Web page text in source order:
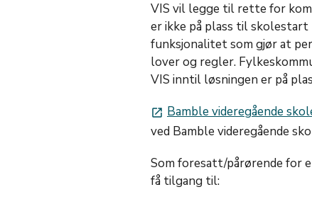
VIS vil legge til rette for
er ikke på plass til
funksjonalitet som gjør at
lover og regler.
VIS inntil løsningen er på
launch Bamble videregående
ved Bamble videregående
Som foresatt/pårørende for
få tilgang til: